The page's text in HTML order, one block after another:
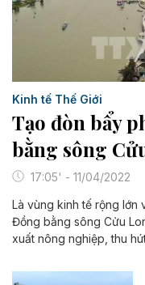
Kinh tế Thế Giới
Tạo đòn bẩy
bằng sông
17:05' - 11/04/2022
Là vùng kinh tế rộng lớn
Đồng bằng sông Cửu
xuất nông nghiệp, thu